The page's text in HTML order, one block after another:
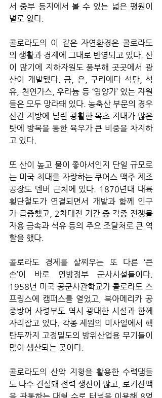
서 중부 등지에서 볼 수 있는 넓은 평원이
별로 없다.
콜로라도의 이 같은 자연환경은 콜로라도
의 생활과 경제에 그대로 반영되고 있다. 산
이 많기에 지하자원도 풍부해 곳곳에서 광
산이 개발됐다. 금, 은, 구리에다 석탄, 석
유, 천연가스, 우라늄 등 ‘영양가’ 있는 자원
들은 모두 망라돼 있다. 농축산 부문의 경우
산간 지방에 널린 광활한 목초 지대가 많은
탓에 방목을 통한 육우가 큰 비중을 차지하
고 있다.
또 산이 높고 물이 좋아서인지 단일 규모로
는 미국 최대를 자랑하는 쿠어스 맥주 제조
공장도 덴버 근처에 있다. 1870년대 대륙
횡단철도가 연결되면서 개발과 함께 인구
가 급증했고, 2차대전 기간 중 각종 전쟁물
자용 금속과 석유 등의 주요 조달처로 큰 역
할을 했다.
콜로라도 경제를 살찌우는 또 다른 ‘큰
손’이 바로 연방정부 군사시설들이다.
1958년 미국 공군사관학교가 콜로라도 스
프링스에 캠퍼스를 열었고, 북아메리카 공
중방어 사령부도 역시 광대한 시설과 함께
자리잡고 있다. 각종 제원의 미사일에서 핵
탄두까지 고정밀도의 방위산업용 무기들이
많이 생산되는 곳이다.
콜로라도의 산악 지형을 활용한 수력댐들
도 다수 건설돼 전력 생산이 많고, 로키산맥